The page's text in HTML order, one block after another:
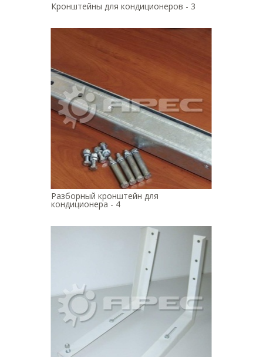
Кронштейны для кондиционеров - 3
Разборный кронштейн для
кондиционера - 4